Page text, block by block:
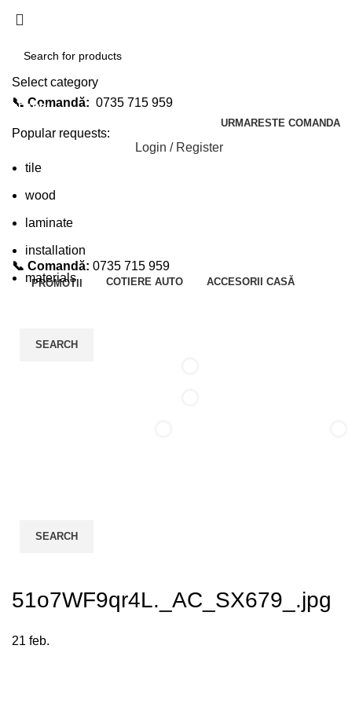
📞 Comandă: 0735 715 959
URMARESTE COMANDA
Login / Register
📞 Comandă: 0735 715 959
PROMOTII COTIERE AUTO ACCESORII CASĂ
SEARCH
SEARCH
51o7WF9qr4L._AC_SX679_.jpg
21 feb.
Select category
SEARCH
Popular requests:
tile
wood
laminate
installation
materials